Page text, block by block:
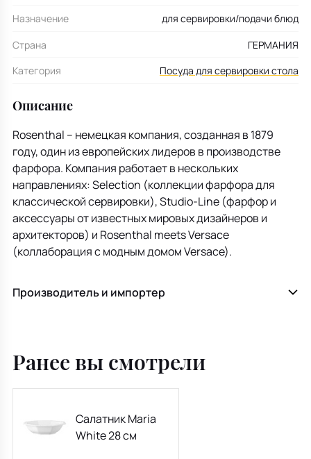
Назначение
для сервировки/подачи блюд
Страна
ГЕРМАНИЯ
Категория
Посуда для сервировки стола
Описание
Rosenthal – немецкая компания, созданная в 1879
году, один из европейских лидеров в производстве
фарфора. Компания работает в нескольких
направлениях: Selection (коллекции фарфора для
классической сервировки), Studio-Line (фарфор и
аксессуары от известных мировых дизайнеров и
архитекторов) и Rosenthal meets Versace
(коллаборация с модным домом Versace).
Производитель и импортер
Ранее вы смотрели
Салатник Maria
White 28 см